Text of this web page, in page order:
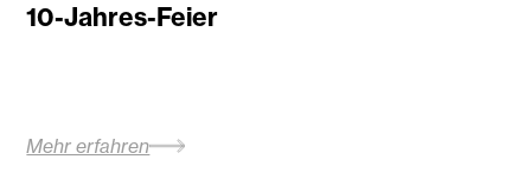
10-Jahres-Feier
Mehr erfahren